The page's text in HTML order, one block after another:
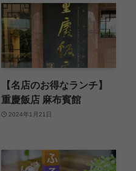
【名店のお得なランチ】
重慶飯店 麻布賓館
2024年1月21日